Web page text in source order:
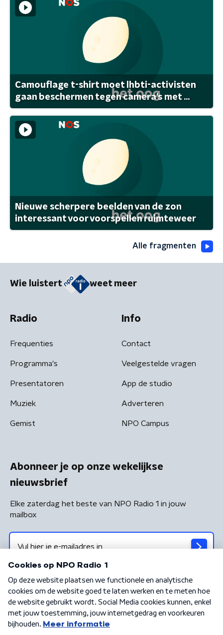
Camouflage t-shirt moet lhbti-activisten
gaan beschermen tegen camera's met ...
Nieuwe scherpere beelden van de zon
interessant voor voorspellen ruimteweer
Alle fragmenten
Wie luistert weet meer
Radio
Frequenties
Programma's
Presentatoren
Muziek
Gemist
Info
Contact
Veelgestelde vragen
App de studio
Adverteren
NPO Campus
Abonneer je op onze wekelijkse
nieuwsbrief
Elke zaterdag het beste van NPO Radio 1 in jouw
mailbox
Algemene voorwaarden